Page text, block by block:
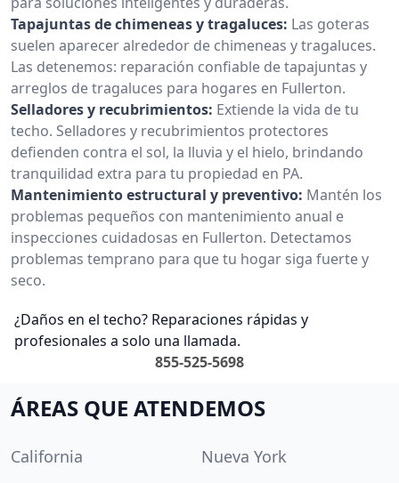
Tapajuntas de chimeneas y tragaluces: Las goteras
suelen aparecer alrededor de chimeneas y tragaluces.
Las detenemos: reparación confiable de tapajuntas y
arreglos de tragaluces para hogares en Fullerton.
Selladores y recubrimientos: Extiende la vida de tu
techo. Selladores y recubrimientos protectores
defienden contra el sol, la lluvia y el hielo, brindando
tranquilidad extra para tu propiedad en PA.
Mantenimiento estructural y preventivo: Mantén los
problemas pequeños con mantenimiento anual e
inspecciones cuidadosas en Fullerton. Detectamos
problemas temprano para que tu hogar siga fuerte y
seco.
¿Daños en el techo? Reparaciones rápidas y
profesionales a solo una llamada.
855-525-5698
ÁREAS QUE ATENDEMOS
California
Nueva York